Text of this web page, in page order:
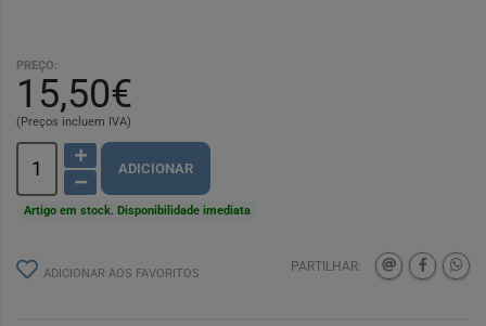
PREÇO:
15,50€
(Preços incluem IVA)
ADICIONAR
Artigo em stock. Disponibilidade imediata
ADICIONAR AOS FAVORITOS PARTILHAR: